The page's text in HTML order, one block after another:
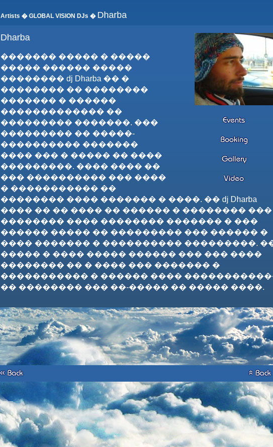
Artists � GLOBAL VISION DJs � Dharba
Dharba
������� ����� � �����
����� ������ �����
�������� dj Dharba �� �
�������� �� ��������
������� � ������
������������� ��
��������� �������. ���
��������� �� �����-
���������� �������
���� ��� � ����� �� ����
���������. ���� ���� ��
��� ���������� ��� ����
� ����������� ��
�������� ���� ������� � ����. �� dj Dharba
���� �� �� ���� �� ������ � �������� ���
�������� ���� �������� ������� � ���
������ ����� �� ��������� ��� ������ �
���� ������� � ���������� ���������.
����� � ���� ����� ������ ��� ��� ����
�������� �� � ���� ��� ������� �
����������� � ������ ����
�� �������� ��� ��-����� �� ����� ����.